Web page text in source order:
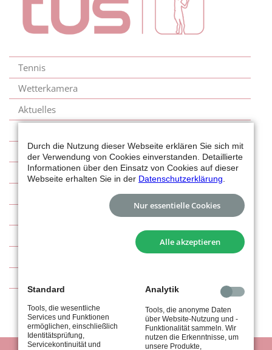
Tennis
Wetterkamera
Aktuelles
Arbeitsdienste
Tennisplätze (Außenanlage / Halle)
Mitgliedsbeiträge / Infos für Neumitglieder
Durch die Nutzung dieser Webseite erklären Sie sich mit
der Verwendung von Cookies einverstanden. Detaillierte
Informationen über den Einsatz von Cookies auf dieser
Webseite erhalten Sie in der Datenschutzerklärung
Nur essentielle Cookies
Alle akzeptieren
Standard
Tools, die wesentliche
Services und Funktionen
ermöglichen, einschließlich
Identitätsprüfung,
Servicekontinuität und
Analytik
Tools, die anonyme Daten
über Website-Nutzung und -
Funktionalität sammeln. Wir
nutzen die Erkenntnisse, um
unsere Produkte,